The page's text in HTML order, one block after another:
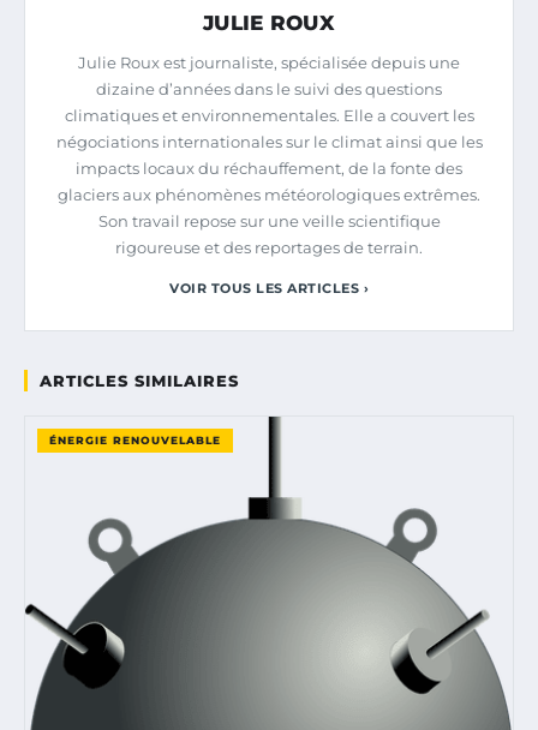
JULIE ROUX
Julie Roux est journaliste, spécialisée depuis une
dizaine d’années dans le suivi des questions
climatiques et environnementales. Elle a couvert les
négociations internationales sur le climat ainsi que les
impacts locaux du réchauffement, de la fonte des
glaciers aux phénomènes météorologiques extrêmes.
Son travail repose sur une veille scientifique
rigoureuse et des reportages de terrain.
VOIR TOUS LES ARTICLES ›
ARTICLES SIMILAIRES
ÉNERGIE RENOUVELABLE